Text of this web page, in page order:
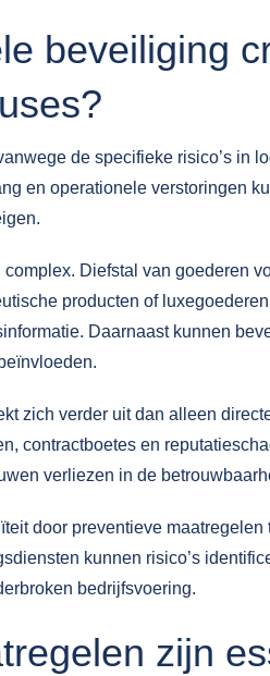
beveiliging
de specifieke risico’s in
en operationele verstoringen
complex. Diefstal van goederen
producten of
Daarnaast kunnen
zich verder uit dan alleen
contractboetes en
verliezen in de
door preventieve
kunnen risico’s
bedrijfsvoering.
zijn